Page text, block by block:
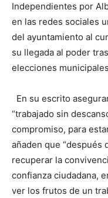
Independientes por
en las redes sociales
del ayuntamiento al
su llegada al poder
elecciones
En su escrito
“trabajado sin
compromiso, para
añaden que “después
recuperar la
confianza ciudadana,
ver los frutos de un